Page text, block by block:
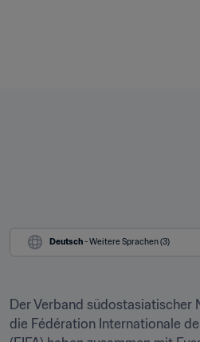
Deutsch - Weitere Sprachen (3)
Der Verband südostasiatischer
die Fédération Internationale